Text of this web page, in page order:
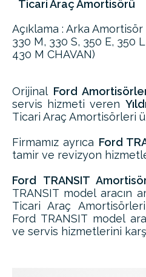
Ticari Araç Amortisörü
Açıklama : Arka
330 M, 330 S, 350 E, 350
430 M CHAVAN)
Orijinal Ford
servis hizmeti veren
Ticari Araç Amortisörleri
Firmamız ayrıca Ford
tamir ve revizyon
Ford TRANSIT
TRANSIT model aracın
Ticari Araç
Ford TRANSIT model
ve servis hizmetlerini